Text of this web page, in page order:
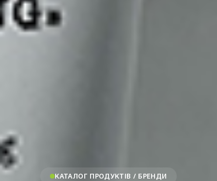
КАТАЛОГ ПРОДУКТІВ / БРЕНДИ